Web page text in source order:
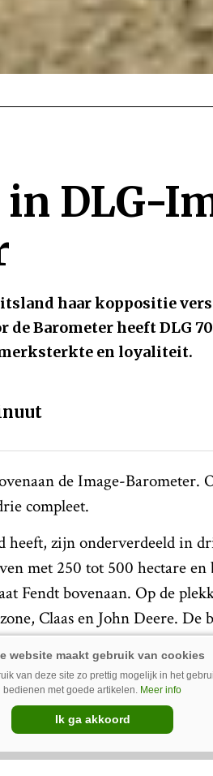
in DLG-
haar koppositie
de Barometer heeft DLG
en loyaliteit.
de Image-Barometer.
compleet.
heeft, zijn onderverdeeld in
met 250 tot 500 hectare
Fendt bovenaan. Op de
Claas en John Deere.
tweede plek. Op de
positie.
Barometer is:
van deze site zo prettig mogelijk in het
bedienen met goede artikelen. Meer info
Ik ga akkoord